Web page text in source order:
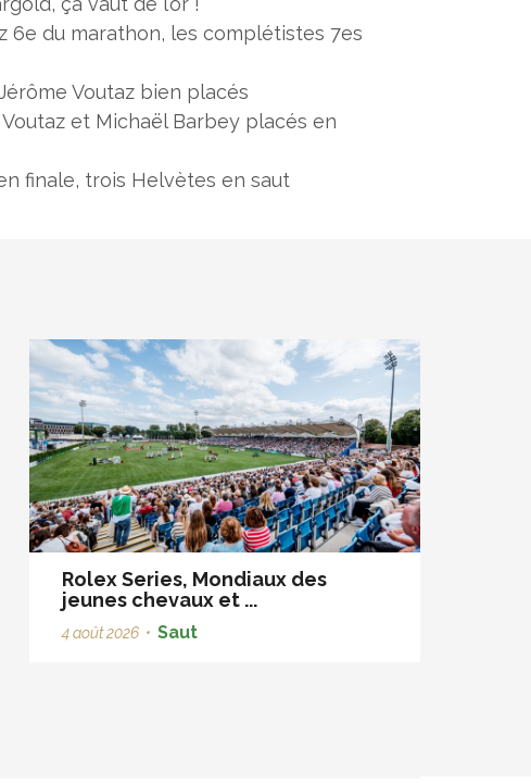
6e du marathon, les complétistes 7es
Voutaz bien placés
et Michaël Barbey placés en
finale, trois Helvètes en saut
Rolex Series, Mondiaux des
jeunes chevaux et ...
4 août 2026 • Saut